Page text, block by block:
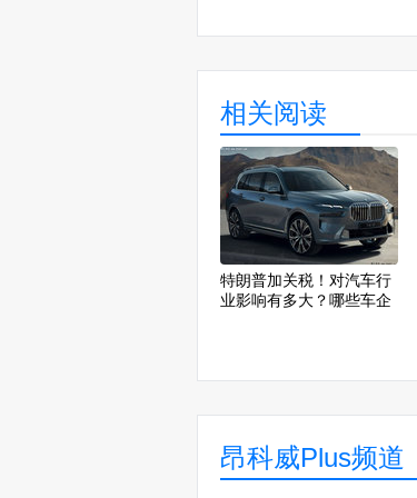
相关阅读
特朗普加关税！对汽车行
业影响有多大？哪些车企
昂科威Plus频道